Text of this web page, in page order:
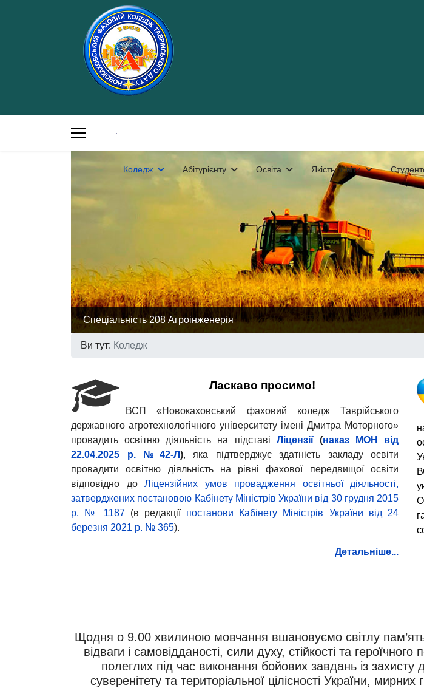
Коледж Абітурієнту Освіта Якість освіти
Спеціальність 208 Агроінженерія
Ви тут: Коледж
Ласкаво просимо!
ВСП «Новокаховський фаховий коледж Таврійського
державного агротехнологічного університету імені Дмитра Моторного»
провадить освітню діяльність на підставі Ліцензії(наказ МОН від
22.04.2025 р. №42-Л), яка підтверджує здатність закладу освіти
провадити освітню діяльність на рівні фахової передвищої освіти
відповідно до Ліцензійних умов провадження освітньої діяльності,
затверджених постановою Кабінету Міністрів України від 30 грудня 2015
р. № 1187(в редакції постанови Кабінету Міністрів України від 24
березня 2021 р. № 365).
Детальніше...
Щодня о 9.00 хвилиною мовчання вшановуємо світлу
відваги і самовідданості, сили духу, стійкості та героїчного
полеглих під час виконання бойових завдань із захисту
суверенітету та територіальної цілісності України, мирних